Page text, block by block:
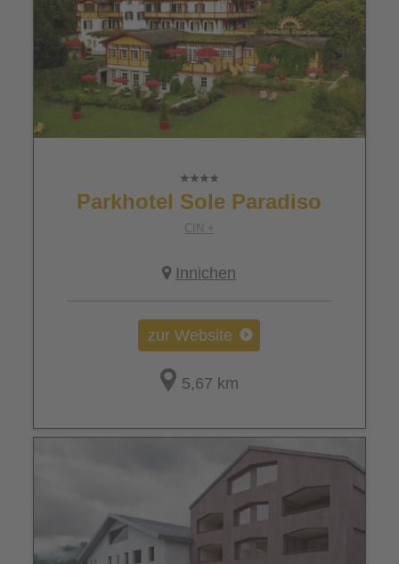
Parkhotel Sole Paradiso
CIN +
Innichen
zur Website
5,67 km